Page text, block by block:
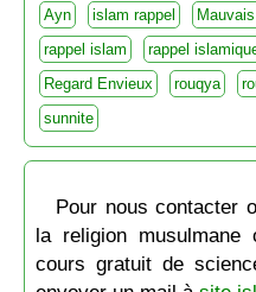
Ayn islam rappel
rappel islam
rappel
Regard Envieux
rouqya
sunnite
Pour nous contacter
la religion
cours gratuit de